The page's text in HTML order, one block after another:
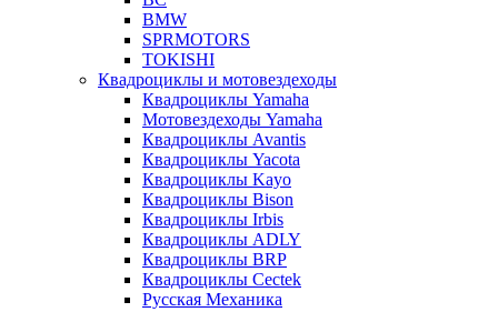
BMW
SPRMOTORS
TOKISHI
Квадроциклы и мотовездеходы
Квадроциклы Yamaha
Мотовездеходы Yamaha
Квадроциклы Avantis
Квадроциклы Yacota
Квадроциклы Kayo
Квадроциклы Bison
Квадроциклы Irbis
Квадроциклы ADLY
Квадроциклы BRP
Квадроциклы Cectek
Русская Механика